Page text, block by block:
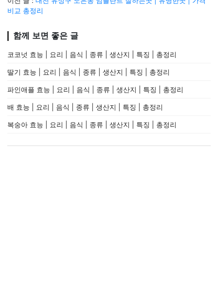
비교 총정리
함께 보면 좋은 글
코코넛 효능 | 요리 | 음식 | 종류 | 생산지 | 특징 | 총정리
딸기 효능 | 요리 | 음식 | 종류 | 생산지 | 특징 | 총정리
파인애플 효능 | 요리 | 음식 | 종류 | 생산지 | 특징 | 총정리
배 효능 | 요리 | 음식 | 종류 | 생산지 | 특징 | 총정리
복숭아 효능 | 요리 | 음식 | 종류 | 생산지 | 특징 | 총정리